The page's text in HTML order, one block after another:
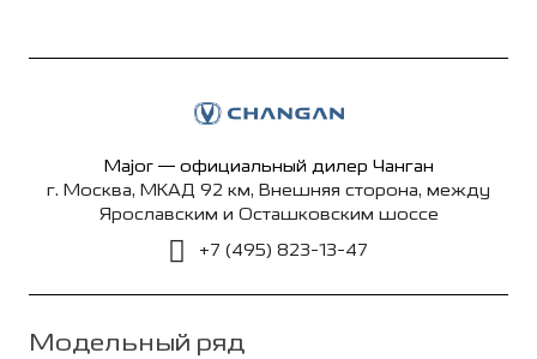
Major — официальный дилер Чанган
г. Москва, МКАД 92 км, Внешняя сторона, между
Ярославским и Осташковским шоссе
+7 (495) 823-13-47
Модельный ряд